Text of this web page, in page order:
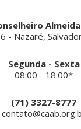
- Nazaré,
Segunda - Sexta
08:00 - 18:00*
(71) 3327-8777